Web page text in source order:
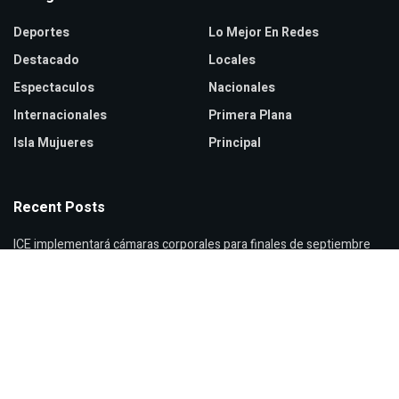
Deportes
Destacado
Espectaculos
Internacionales
Isla Mujueres
Lo Mejor En Redes
Locales
Nacionales
Primera Plana
Principal
Recent Posts
ICE implementará cámaras corporales para finales de septiembre